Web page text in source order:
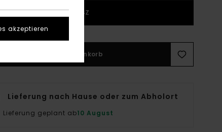
1SZ
In den Warenkorb
Lieferung nach Hause oder zum Abholort
Lieferung geplant ab10 August
akzeptieren